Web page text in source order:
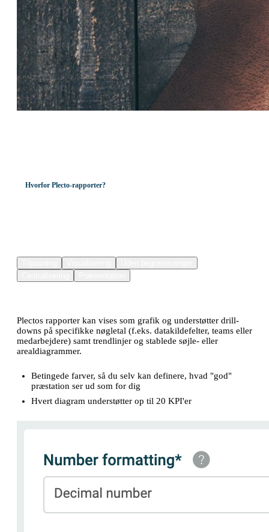
Hvorfor Plecto-rapporter?
Plectos rapporter kan vises som grafik og understøtter drill-
downs på specifikke nøgletal (f.eks. datakildefelter, teams eller
medarbejdere) samt trendlinjer og stablede søjle- eller
arealdiagrammer.
Betingede farver, så du selv kan definere, hvad "god"
præstation ser ud som for dig
Hvert diagram understøtter op til 20 KPI'er